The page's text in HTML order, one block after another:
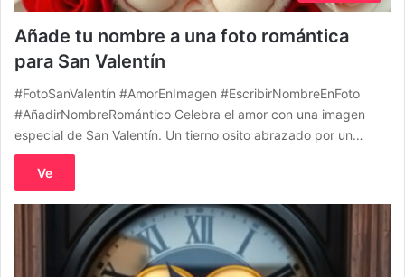
Añade tu nombre a una foto romántica
para San Valentín
#FotoSanValentín #AmorEnImagen #EscribirNombreEnFoto
#AñadirNombreRomántico Celebra el amor con una imagen
especial de San Valentín. Un tierno osito abrazado por un…
Ve